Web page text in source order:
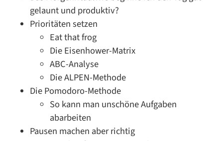
gelaunt und produktiv?
Prioritäten setzen
Eat that frog
Die Eisenhower-Matrix
ABC-Analyse
Die ALPEN-Methode
Die Pomodoro-Methode
So kann man unschöne Aufgaben
abarbeiten
Pausen machen aber richtig